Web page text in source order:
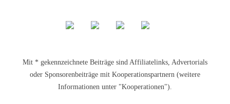
Mit * gekennzeichnete Beiträge sind Affiliatelinks, Advertorials
oder Sponsorenbeiträge mit Kooperationspartnern (weitere
Informationen unter "Kooperationen").